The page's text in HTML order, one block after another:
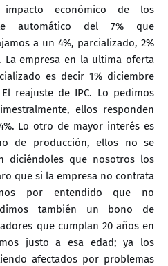
económico de los
automático del 7% que
a un 4%, parcializado, 2%
La empresa en la ultima oferta
es decir 1% diciembre
reajuste de IPC. Lo pedimos
ellos responden
Lo otro de mayor interés es
de producción, ellos no se
diciéndoles que nosotros los
que si la empresa no contrata
por entendido que no
también un bono de
que cumplan 20 años en
justo a esa edad; ya los
afectados por problemas